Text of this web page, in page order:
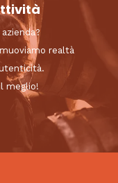
realtà
meglio!